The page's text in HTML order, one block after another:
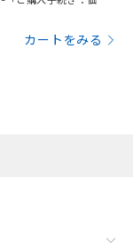
カートをみる